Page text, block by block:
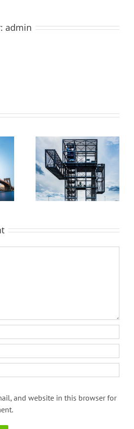
admin
a
and website in this browser for